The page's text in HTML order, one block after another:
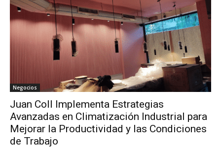
Negocios
Juan Coll Implementa Estrategias
Avanzadas en Climatización Industrial para
Mejorar la Productividad y las Condiciones
de Trabajo